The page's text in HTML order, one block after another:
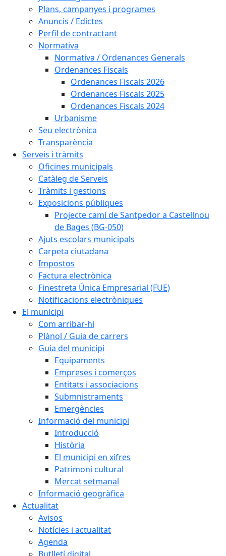
Plans, campanyes i programes
Anuncis / Edictes
Perfil de contractant
Normativa
Normativa / Ordenances Generals
Ordenances Fiscals
Ordenances Fiscals 2026
Ordenances Fiscals 2025
Ordenances Fiscals 2024
Urbanisme
Seu electrònica
Transparència
Serveis i tràmits
Oficines municipals
Catàleg de Serveis
Tràmits i gestions
Exposicions públiques
Projecte camí de Santpedor a Castellnou
de Bages (BG-050)
Ajuts escolars municipals
Carpeta ciutadana
Impostos
Factura electrònica
Finestreta Única Empresarial (FUE)
Notificacions electròniques
El municipi
Com arribar-hi
Plànol / Guia de carrers
Guia del municipi
Equipaments
Empreses i comerços
Entitats i associacions
Submnistraments
Emergències
Informació del municipi
Introducció
Història
El municipi en xifres
Patrimoni cultural
Mercat setmanal
Informació geogràfica
Actualitat
Avisos
Notícies i actualitat
Agenda